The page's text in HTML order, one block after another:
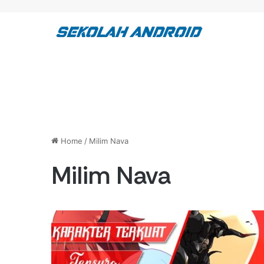
Home / Milim Nava
Milim Nava